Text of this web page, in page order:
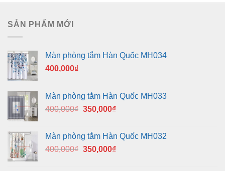
SẢN PHẨM MỚI
Màn phòng tắm Hàn Quốc MH034
400,000₫
Màn phòng tắm Hàn Quốc MH033
400,000₫ Giá
400,000₫.
350,000₫Giá
là:
350,000₫.
Màn phòng tắm Hàn Quốc MH032
400,000₫ Giá
350,000₫Giá